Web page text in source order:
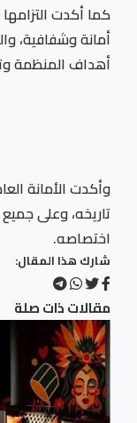
كما أكدت
أمانة وشفافية،
أهداف المنظمة
وأكدت الأمانة
تاريخه، وعلى
اختصاصه.
شارك هذا المقال:
مقالات ذات صلة